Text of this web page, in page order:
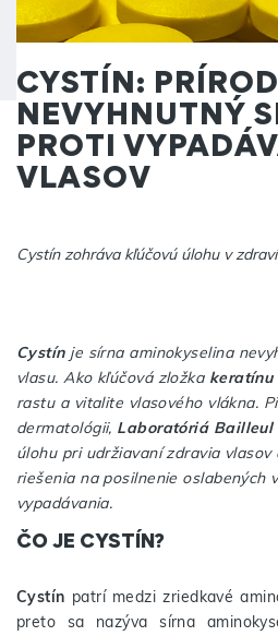
CYSTÍN:
NEVYHNUTNÝ
PROTI
VLASOV
Cystín zohráva kľúčovú úlohu v
Cystínje sírna aminokyselina
vlasu. Ako kľúčová zložka keratínu
rastu a vitalite vlasového vlákna.
dermatológii, Laboratóriá Bailleul
úlohu pri udržiavaní zdravia
riešenia na posilnenie oslabených
vypadávania.
ČO JE CYSTÍN?
Cystín patrí medzi zriedkavé
preto sa nazýva sírna